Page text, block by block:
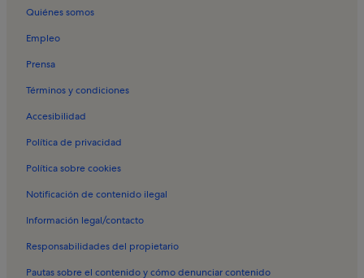
Alquileres vacacionales en Garza Blanca
Alquileres vacacionales en Independencia
Alquileres vacacionales en Isla Iguana
Alquileres vacacionales en Jardines del Puerto
Alquileres vacacionales en Lázaro Cárdenas
Alquileres vacacionales en Las Glorias
Alquileres vacacionales en Las Mojoneras
Alquileres vacacionales en Las Moras
Alquileres vacacionales en Marina Vallarta
Quiénes somos
Empleo
Prensa
Términos y condiciones
Accesibilidad
Política de privacidad
Política sobre cookies
Notificación de contenido ilegal
Información legal/contacto
Responsabilidades del propietario
Pautas sobre el contenido y cómo denunciar contenido